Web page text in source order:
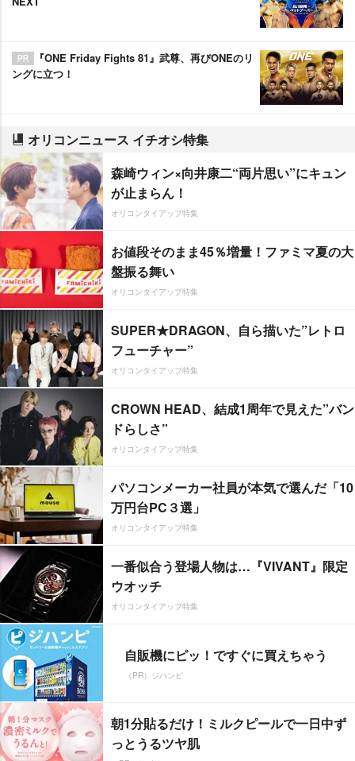
『ONE Friday Fights 81』武尊、再びONEのリ
ングに立つ！
オリコンニュース イチオシ特集
森崎ウィン×向井康二“両片思い”にキュン
が止まらん！
オリコンタイアップ特集
お値段そのまま45％増量！ファミマ夏の大
盤振る舞い
オリコンタイアップ特集
SUPER★DRAGON、自ら描いた”レトロ
フューチャー”
オリコンタイアップ特集
CROWN HEAD、結成1周年で見えた”バン
ドらしさ”
オリコンタイアップ特集
パソコンメーカー社員が本気で選んだ「10
万円台PC３選」
オリコンタイアップ特集
一番似合う登場人物は…『VIVANT』限定
ウオッチ
オリコンタイアップ特集
自販機にピッ！ですぐに買えちゃう
（PR）ジハンピ
朝1分貼るだけ！ミルクピールで一日中ず
っとうるツヤ肌